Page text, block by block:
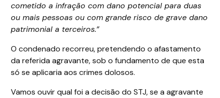
cometido a infração com dano potencial para duas
ou mais pessoas ou com grande risco de grave dano
patrimonial a terceiros.”
O condenado recorreu, pretendendo o afastamento
da referida agravante, sob o fundamento de que esta
só se aplicaria aos crimes dolosos.
Vamos ouvir qual foi a decisão do STJ, se a agravante